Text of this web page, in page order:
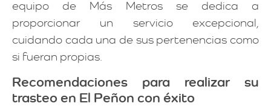
equipo de Más Metros se dedica a
proporcionar un servicio excepcional,
cuidando cada una de sus pertenencias como
si fueran propias.
Recomendaciones para realizar su
trasteo en El Peñon con éxito